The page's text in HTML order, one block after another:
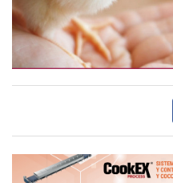
POLLO
AVIGE
ARGENTINA
MERCADO